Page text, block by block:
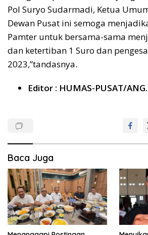
Pol Suryo Sudarmadi, Ketua
Dewan Pusat ini semoga
Pamter untuk bersama-sama
dan ketertiban 1 Suro dan
2023,”tandasnya.
Editor : HUMAS-PUSAT/ANG.
Baca Juga